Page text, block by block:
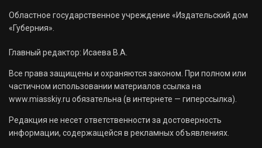
Областное государственное учреждение «Издательский дом
«Губерния».
Главный редактор: Исаева В.А.
Все права защищены и охраняются законом. При полном или
частичном использовании материалов ссылка на
www.miasskiy.ru обязательна (в интернете — гиперссылка).
Редакция не несет ответственности за достоверность
информации, содержащейся в рекламных объявлениях.